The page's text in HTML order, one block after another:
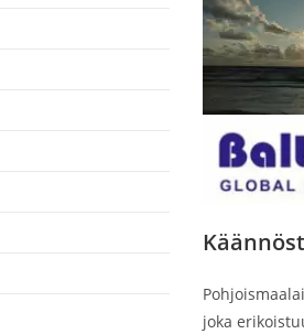
joka